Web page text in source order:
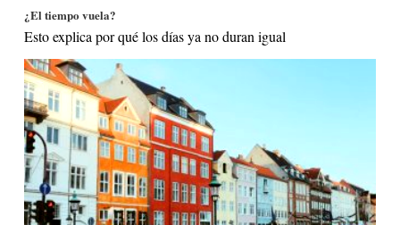
¿El tiempo vuela?
Esto explica por qué los días ya no duran igual